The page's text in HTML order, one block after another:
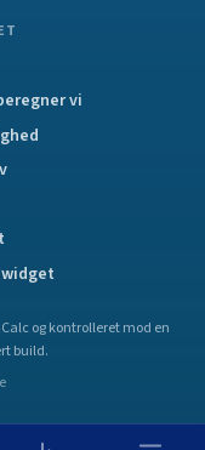
vi
og kontrolleret mod en
build.